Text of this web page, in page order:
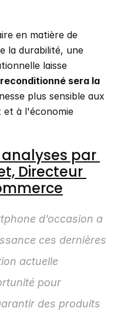
en matière de
la durabilité, une
laisse
sera la
plus sensible aux
et à l'économie
par
Directeur
d’occasion a
ces dernières
actuelle
pour
des produits